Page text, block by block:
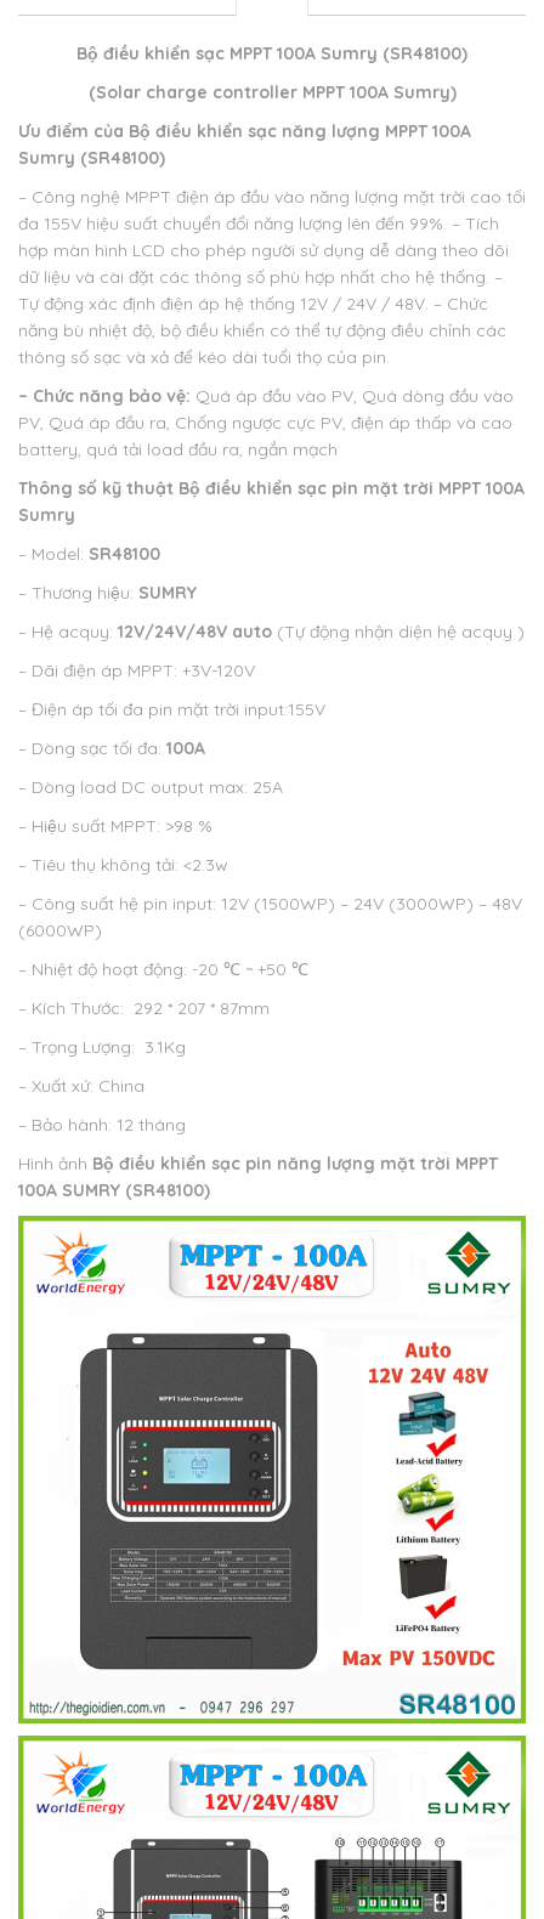
Bộ điều khiển sạc MPPT 100A Sumry (SR48100)
(Solar charge controller MPPT 100A Sumry)
Ưu điểm của Bộ điều khiển sạc năng lượng MPPT 100A
Sumry (SR48100)
– Công nghệ MPPT điện áp đầu vào năng lượng mặt trời cao tối
đa 155V hiệu suất chuyển đổi năng lượng lên đến 99%. – Tích
hợp màn hình LCD cho phép người sử dụng dễ dàng theo dõi
dữ liệu và cài đặt các thông số phù hợp nhất cho hệ thống. –
Tự động xác định điện áp hệ thống 12V / 24V / 48V. – Chức
năng bù nhiệt độ, bộ điều khiển có thể tự động điều chỉnh các
thông số sạc và xả để kéo dài tuổi thọ của pin.
– Chức năng bảo vệ: Quá áp đầu vào PV, Quá dòng đầu vào
PV, Quá áp đầu ra, Chống ngược cực PV, điện áp thấp và cao
battery, quá tải load đầu ra, ngắn mạch
Thông số kỹ thuật Bộ điều khiển sạc pin mặt trời MPPT 100A
Sumry
– Model: SR48100
– Thương hiệu: SUMRY
– Hệ acquy: 12V/24V/48V auto (Tự động nhận diện hệ acquy )
– Dãi điện áp MPPT: +3V-120V
– Điện áp tối đa pin mặt trời input:155V
– Dòng sạc tối đa: 100A
– Dòng load DC output max: 25A
– Hiệu suất MPPT: >98 %
– Tiêu thụ không tải: <2.3w
– Công suất hệ pin input: 12V (1500WP) – 24V (3000WP) – 48V
(6000WP)
– Nhiệt độ hoạt động: -20 ℃ ~ +50 ℃
– Kích Thước: 292 * 207 * 87mm
– Trọng Lượng: 3.1Kg
– Xuất xứ: China
– Bảo hành: 12 tháng
Hình ảnh Bộ điều khiển sạc pin năng lượng mặt trời MPPT
100A SUMRY (SR48100)